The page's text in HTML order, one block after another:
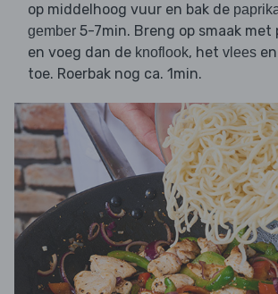
op middelhoog vuur en bak de
gember 5-7min. Breng op smaak met
en voeg dan de knoflook, het vlees
toe. Roerbak nog ca. 1min.